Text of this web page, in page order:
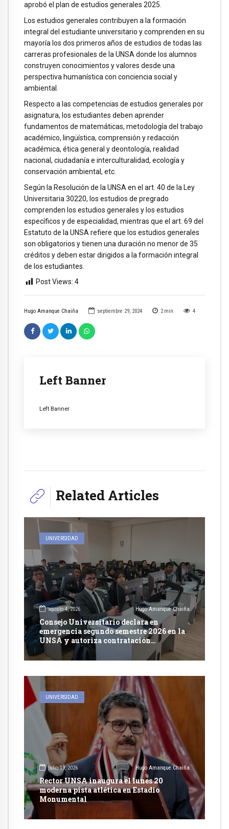
Hugo Amanque Chaiña septiembre 29, 2024 2 min 4
Left Banner
Left Banner
aprobó el plan de estudios generales 2025.
Los estudios generales contribuyen a la formación
integral del estudiante universitario y comprenden en su
mayoría los dos primeros años de estudios de todas las
carreras profesionales de la UNSA donde los alumnos
construyen conocimientos y valores desde una
perspectiva humanística con conciencia social y
ambiental.
Respecto a las competencias de estudios generales por
asignatura, los estudiantes deben aprender
fundamentos de matemáticas, metodología del trabajo
académico, lingüística, comprensión y redacción
académica, ética general y deontología, realidad
nacional, ciudadanía e interculturalidad, ecología y
conservación ambiental, etc.
Según la Resolución de la UNSA en el art. 40 de la Ley
Universitaria 30220, los estudios de pregrado
comprenden los estudios generales y los estudios
específicos y de especialidad, mientras que el art. 69 del
Estatuto de la UNSA refiere que los estudios generales
son obligatorios y tienen una duración no menor de 35
créditos y deben estar dirigidos a la formación integral
de los estudiantes.
Post Views: 4
Related Articles
UNIVERSIDAD
agosto 4, 2026 Hugo Amanque Chaiña
Consejo Universitario declara en
emergencia segundo semestre 2026 en la
UNSA y autoriza contratación
excepcional de docentes
UNIVERSIDAD
julio 19, 2026 Hugo Amanque Chaiña
Rector UNSA inaugura el lunes 20
moderna pista atlética en Estadio
Monumental